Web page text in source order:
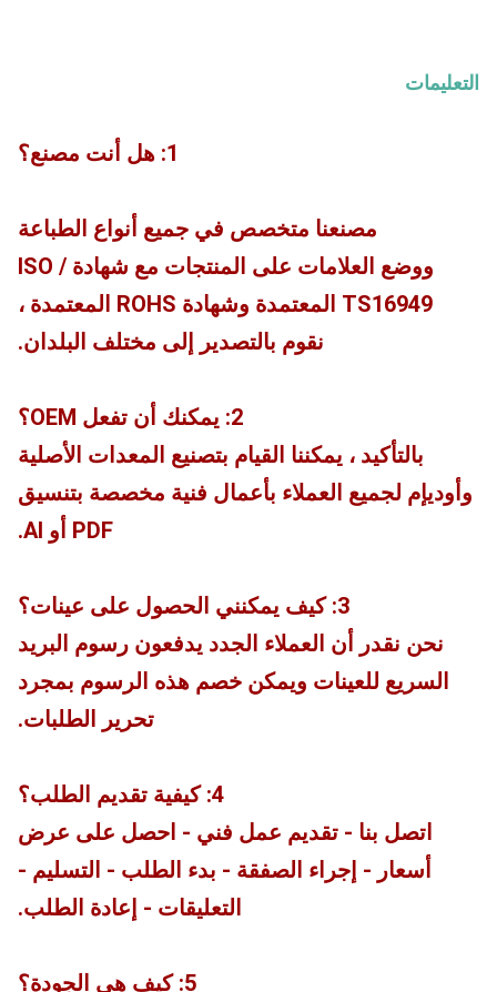
التعليمات
1: هل أنت مصنع؟
مصنعنا متخصص في جميع أنواع الطباعة
ووضع العلامات على المنتجات مع شهادة ISO /
TS16949 المعتمدة وشهادة ROHS المعتمدة ،
نقوم بالتصدير إلى مختلف البلدان.
2: يمكنك أن تفعل OEM؟
بالتأكيد ، يمكننا القيام بتصنيع المعدات الأصلية
وأوديإم لجميع العملاء بأعمال فنية مخصصة بتنسيق
PDF أو AI.
3: كيف يمكنني الحصول على عينات؟
نحن نقدر أن العملاء الجدد يدفعون رسوم البريد
السريع للعينات ويمكن خصم هذه الرسوم بمجرد
تحرير الطلبات.
4: كيفية تقديم الطلب؟
اتصل بنا - تقديم عمل فني - احصل على عرض
أسعار - إجراء الصفقة - بدء الطلب - التسليم -
التعليقات - إعادة الطلب.
5: كيف هي الجودة؟